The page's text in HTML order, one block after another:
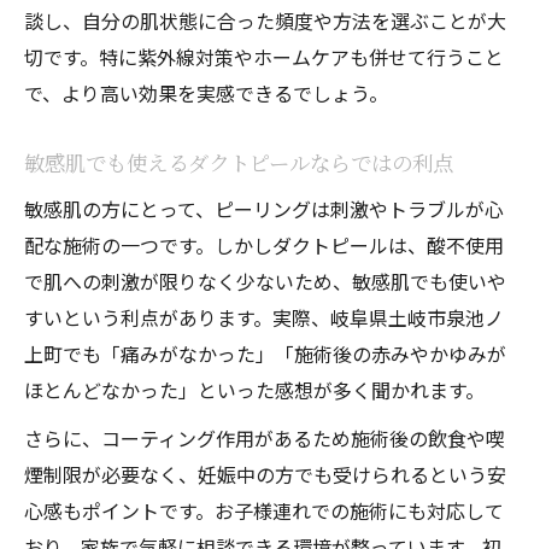
談し、自分の肌状態に合った頻度や方法を選ぶことが大
切です。特に紫外線対策やホームケアも併せて行うこと
で、より高い効果を実感できるでしょう。
敏感肌でも使えるダクトピールならではの利点
敏感肌の方にとって、ピーリングは刺激やトラブルが心
配な施術の一つです。しかしダクトピールは、酸不使用
で肌への刺激が限りなく少ないため、敏感肌でも使いや
すいという利点があります。実際、岐阜県土岐市泉池ノ
上町でも「痛みがなかった」「施術後の赤みやかゆみが
ほとんどなかった」といった感想が多く聞かれます。
さらに、コーティング作用があるため施術後の飲食や喫
煙制限が必要なく、妊娠中の方でも受けられるという安
心感もポイントです。お子様連れでの施術にも対応して